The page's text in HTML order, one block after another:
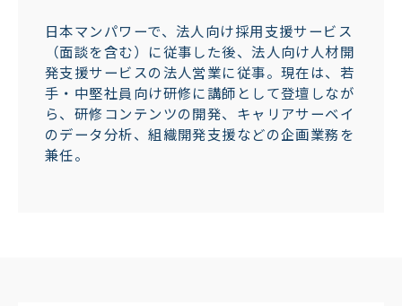
日本マンパワーで、法人向け採用支援サービス
（面談を含む）に従事した後、法人向け人材開
発支援サービスの法人営業に従事。現在は、若
手・中堅社員向け研修に講師として登壇しなが
ら、研修コンテンツの開発、キャリアサーベイ
のデータ分析、組織開発支援などの企画業務を
兼任。